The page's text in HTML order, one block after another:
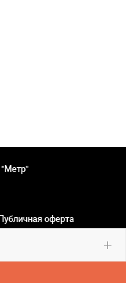
оферта